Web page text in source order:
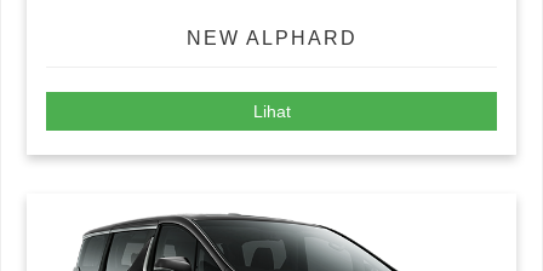
NEW ALPHARD
Lihat